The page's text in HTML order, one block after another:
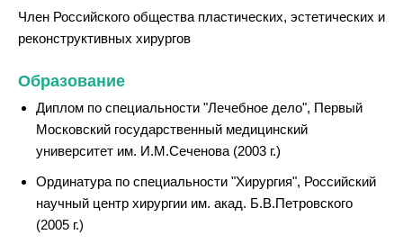
Член Российского общества пластических, эстетических и
реконструктивных хирургов
Образование
Диплом по специальности "Лечебное дело", Первый
Московский государственный медицинский
университет им. И.М.Сеченова (2003 г.)
Ординатура по специальности "Хирургия", Российский
научный центр хирургии им. акад. Б.В.Петровского
(2005 г.)